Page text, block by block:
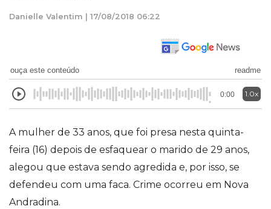
Danielle Valentim | 17/08/2018 06:22
ouça este conteúdo readme
0:00 1.0x
A mulher de 33 anos, que foi presa nesta quinta-
feira (16) depois de esfaquear o marido de 29 anos,
alegou que estava sendo agredida e, por isso, se
defendeu com uma faca. Crime ocorreu em Nova
Andradina.